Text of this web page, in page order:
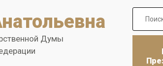
Думы